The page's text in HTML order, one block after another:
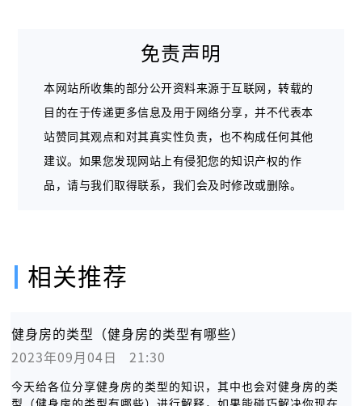
免责声明
本网站所收集的部分公开资料来源于互联网，转载的
目的在于传递更多信息及用于网络分享，并不代表本
站赞同其观点和对其真实性负责，也不构成任何其他
建议。如果您发现网站上有侵犯您的知识产权的作
品，请与我们取得联系，我们会及时修改或删除。
相关推荐
健身房的类型（健身房的类型有哪些）
2023年09月04日   21:30
今天给各位分享健身房的类型的知识，其中也会对健身房的类
型（健身房的类型有哪些）进行解释，如果能碰巧解决你现在